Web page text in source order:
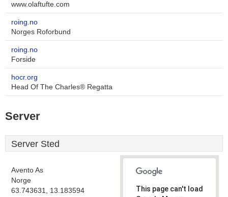
www.olaftufte.com
roing.no
Norges Roforbund
roing.no
Forside
hocr.org
Head Of The Charles® Regatta
Server
Server Sted
Avento As
Norge
63.743631, 13.183594
This page can't load